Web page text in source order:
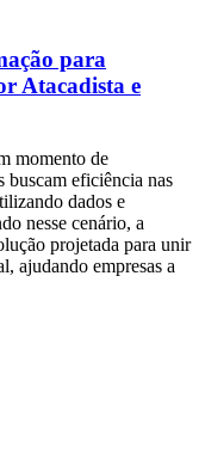
para
Atacadista e
momento de
buscam eficiência nas
dados e
nesse cenário, a
projetada para unir
ajudando empresas a